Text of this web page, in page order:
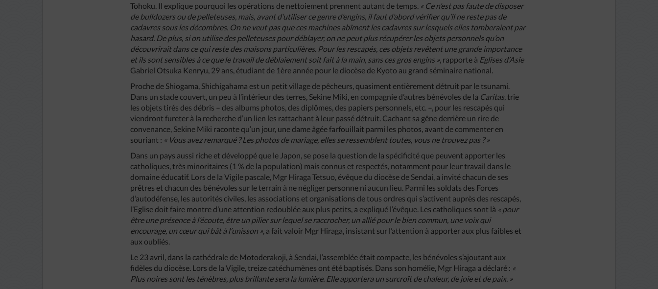
Tohoku. Il explique pourquoi les opérations de nettoiement prennent autant de temps. « Ce n’est pas faute de disposer
de bulldozers ou de pelleteuses, mais, avant d’utiliser ce genre d’engins, il faut d’abord vérifier qu’il ne reste pas de
cadavres sous les décombres. On ne veut pas que ces machines abîment les cadavres sur lesquels elles tomberaient par
hasard. De plus, si on utilise des pelleteuses pour déblayer, on ne peut plus récupérer les objets personnels qu’on
découvrirait dans ce qui reste des maisons particulières. Pour les rescapés, ces objets revêtent une grande importance
et ils sont sensibles à ce que le travail de déblaiement soit fait à la main, sans ces gros engins », rapporte à Eglises d’Asie
Gabriel Otsuka Kenryu, 29 ans, étudiant de 1ère année pour le diocèse de Kyoto au grand séminaire national.
Proche de Shiogama, Shichigahama est un petit village de pêcheurs, quasiment entièrement détruit par le tsunami.
Dans un stade couvert, un peu à l’intérieur des terres, Sekine Miki, en compagnie d’autres bénévoles de la Caritas, trie
les objets tirés des débris – des albums photos, des diplômes, des papiers personnels, etc. –, pour les rescapés qui
viendront fureter à la recherche d’un lien les rattachant à leur passé détruit. Cachant sa gêne derrière un rire de
convenance, Sekine Miki raconte qu’un jour, une dame âgée farfouillait parmi les photos, avant de commenter en
souriant : « Vous avez remarqué ? Les photos de mariage, elles se ressemblent toutes, vous ne trouvez pas ? »
Dans un pays aussi riche et développé que le Japon, se pose la question de la spécificité que peuvent apporter les
catholiques, très minoritaires (1 % de la population) mais connus et respectés, notamment pour leur travail dans le
domaine éducatif. Lors de la Vigile pascale, Mgr Hiraga Tetsuo, évêque du diocèse de Sendai, a invité chacun de ses
prêtres et chacun des bénévoles sur le terrain à ne négliger personne ni aucun lieu. Parmi les soldats des Forces
d’autodéfense, les autorités civiles, les associations et organisations de tous ordres qui s’activent auprès des rescapés,
l’Eglise doit faire montre d’une attention redoublée aux plus petits, a expliqué l’évêque. Les catholiques sont là « pour
être une présence à l’écoute, être un pilier sur lequel se raccrocher, un allié pour le bien commun, une voix qui
encourage, un cœur qui bât à l’unisson », a fait valoir Mgr Hiraga, insistant sur l’attention à apporter aux plus faibles et
aux oubliés.
Le 23 avril, dans la cathédrale de Motoderakoji, à Sendai, l’assemblée était compacte, les bénévoles s’ajoutant aux
fidèles du diocèse. Lors de la Vigile, treize catéchumènes ont été baptisés. Dans son homélie, Mgr Hiraga a déclaré : «
Plus noires sont les ténèbres, plus brillante sera la lumière. Elle apportera un surcroît de chaleur, de joie et de paix. »